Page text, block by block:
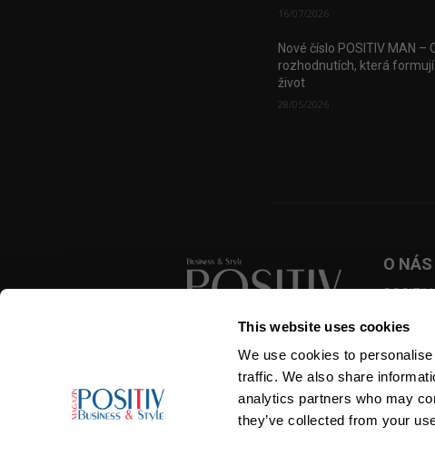
This website uses cookies
We use cookies to
traffic. We also share
analytics partners who may
they’ve collected from your
16/07/2026
Nové číslo POSITIV MAN –
rozhodnutích, která formují
život
28/05/2026
SLEDUJTE NÁS
O NÁS